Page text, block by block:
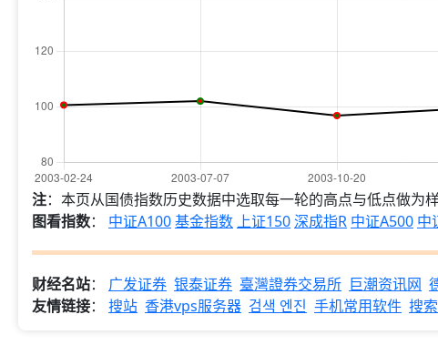
注：本页从国债指数历史数据中选取每一轮的高点与低点做为
图看指数： 中证A100基金指数 上证150深成指R 中证A500 中
财经名站： 广发证券 银泰证券 臺灣證券交易所 巨潮资讯网
友情链接： 搜站 香港vps服务器 검색 엔진 手机常用软件 搜